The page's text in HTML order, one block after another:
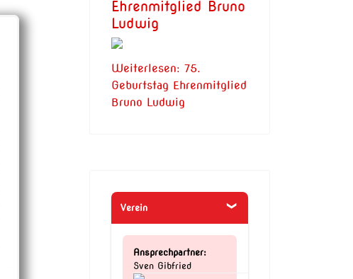
Ehrenmitglied Bruno
Ludwig
Weiterlesen: 75.
Geburtstag Ehrenmitglied
Bruno Ludwig
Verein
Ansprechpartner:
Sven Gibfried